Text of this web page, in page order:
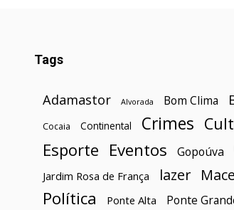
Tags
Adamastor Alvorada Bom Clima
Cocaia Continental Crimes
Esporte Eventos Gopoúva
Jardim Rosa de França lazer
Política Ponte Alta Ponte